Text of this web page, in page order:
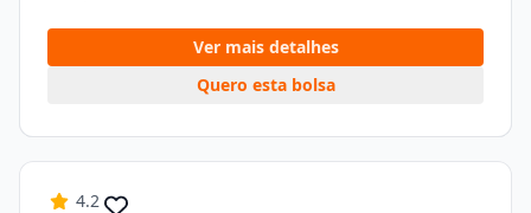
Ver mais detalhes
Quero esta bolsa
4.2